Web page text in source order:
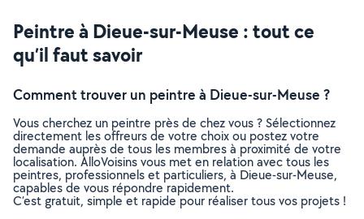
Peintre à Dieue-sur-Meuse : tout ce
qu’il faut savoir
Comment trouver un peintre à Dieue-sur-Meuse ?
Vous cherchez un peintre près de chez vous ? Sélectionnez
directement les offreurs de votre choix ou postez votre
demande auprès de tous les membres à proximité de votre
localisation. AlloVoisins vous met en relation avec tous les
peintres, professionnels et particuliers, à Dieue-sur-Meuse,
capables de vous répondre rapidement.
C’est gratuit, simple et rapide pour réaliser tous vos projets !